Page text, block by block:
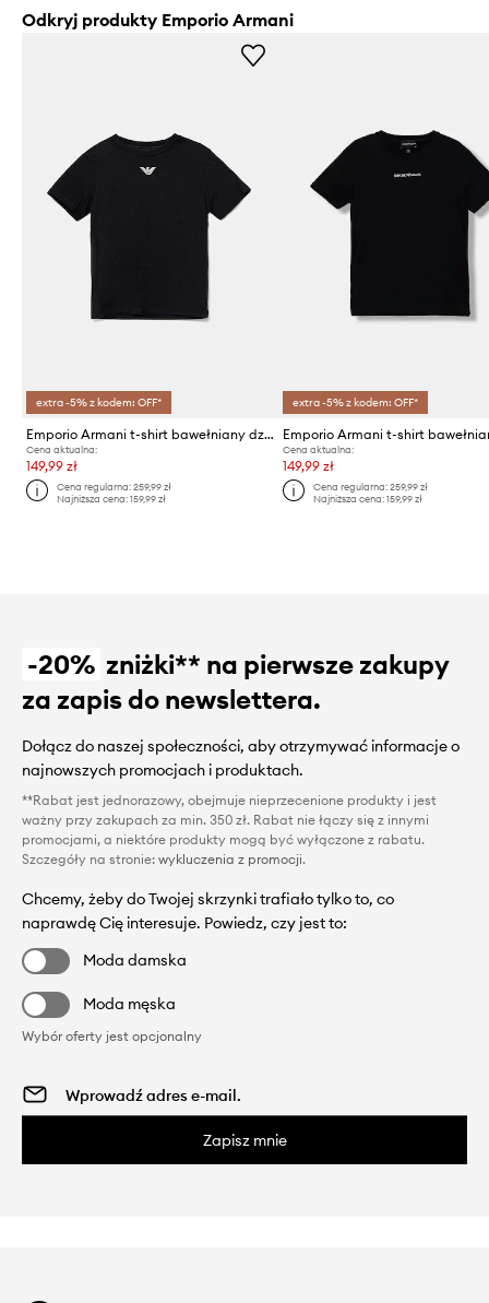
Odkryj produkty Emporio Armani
extra -5% z kodem: OFF*
Emporio Armani t-shirt bawełniany dziecięcy
Cena aktualna:
149,99 zł
Cena regularna:259,99 zł
Najniższa cena:159,99 zł
extra -5% z kodem: OFF*
Cena aktualna:
149,99 zł
Cena regularna: 259,99 zł
Najniższa cena: 159,99 zł
-20% zniżki** na pierwsze zakupy
za zapis do newslettera.
Dołącz do naszej społeczności, aby otrzymywać informacje o
najnowszych promocjach i produktach.
**Rabat jest jednorazowy, obejmuje nieprzecenione produkty i jest
ważny przy zakupach za min. 350 zł. Rabat nie łączy się z innymi
promocjami, a niektóre produkty mogą być wyłączone z rabatu.
Szczegóły na stronie: wykluczenia z promocji.
Chcemy, żeby do Twojej skrzynki trafiało tylko to, co
naprawdę Cię interesuje. Powiedz, czy jest to:
Moda damska
Moda męska
Wybór oferty jest opcjonalny
Zapisz mnie